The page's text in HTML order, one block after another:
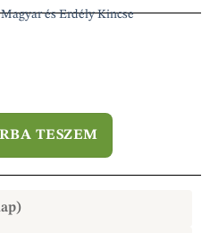
és Erdély Kincse
TESZEM